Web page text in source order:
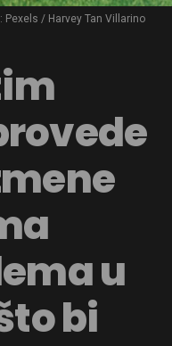
Pexels / Harvey Tan Villarino
u
bi